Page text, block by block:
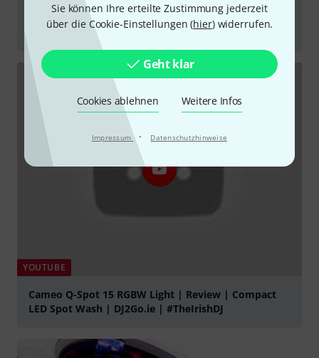
Sie können Ihre erteilte Zustimmung jederzeit
über die Cookie-Einstellungen (hier) widerrufen.
Geht klar
Cookies ablehnen Weitere Infos
Impressum · Datenschutzhinweise
Cameo Q-Spot 15 RGBW - Compact Spot Light With
15W RGBW LED In Black And White Housing
abspielen
YOUTUBE
Cameo Q-Spot 15 RGBW Light | Review | Compact
LED Spot Wash | DJ2Go.ie | #TheIrishDJ